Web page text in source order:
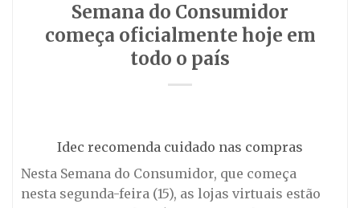
Semana do Consumidor
começa oficialmente hoje em
todo o país
Idec recomenda cuidado nas compras
Nesta Semana do Consumidor, que começa
nesta segunda-feira (15), as lojas virtuais estão